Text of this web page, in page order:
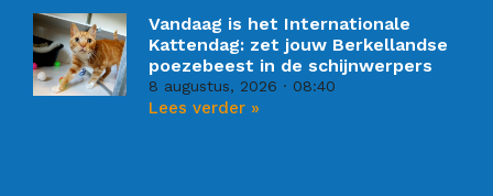
Vandaag is het Internationale
Kattendag: zet jouw Berkellandse
poezebeest in de schijnwerpers
8 augustus, 2026 08:40
Lees verder »